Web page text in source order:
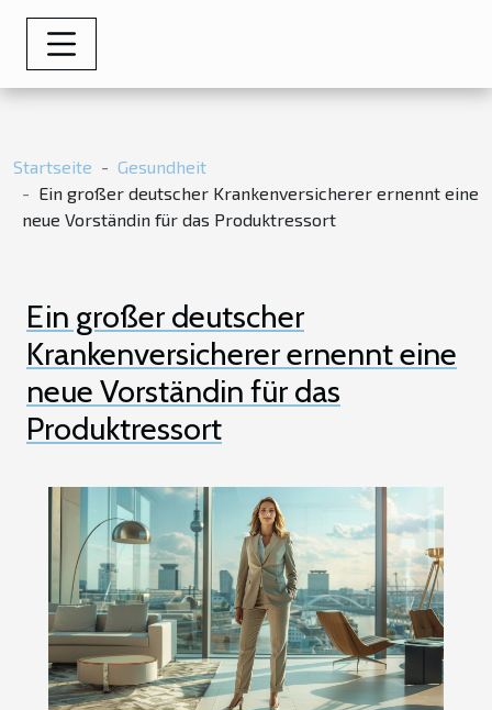
Startseite
Gesundheit
Ein großer deutscher Krankenversicherer ernennt eine
neue Vorständin für das Produktressort
Ein großer deutscher
Krankenversicherer ernennt eine
neue Vorständin für das
Produktressort